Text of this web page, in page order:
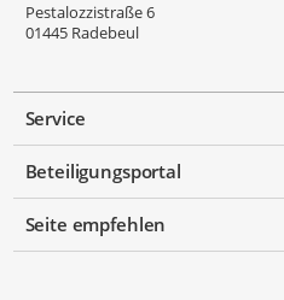
Pestalozzistraße 6
01445 Radebeul
Service
Beteiligungsportal
Seite empfehlen